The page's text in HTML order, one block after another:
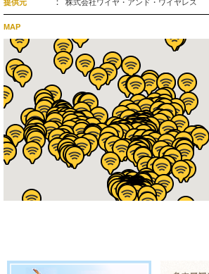
提供元 株式会社ワイヤ・アンド・ワイヤレス
MAP